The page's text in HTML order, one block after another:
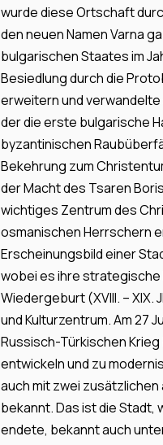
wurde diese Ortschaft
den neuen Namen Varna
bulgarischen Staates im
Besiedlung durch die
erweitern und
der die erste bulgarische
byzantinischen
Bekehrung zum
der Macht des Tsaren
wichtiges Zentrum des
osmanischen Herrschern
Erscheinungsbild einer
wobei es ihre
Wiedergeburt (ХVIII. –
und Kulturzentrum. Am 27
Russisch-Türkischen
entwickeln und zu
auch mit zwei
bekannt. Das ist die Stadt,
endete, bekannt auch